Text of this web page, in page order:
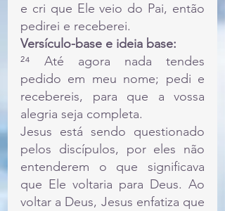
e cri que Ele veio do Pai, então
pedirei e receberei.
Versículo-base e ideia base:
²⁴ Até agora nada tendes
pedido em meu nome; pedi e
recebereis, para que a vossa
alegria seja completa.
Jesus está sendo questionado
pelos discípulos, por eles não
entenderem o que significava
que Ele voltaria para Deus. Ao
voltar a Deus, Jesus enfatiza que